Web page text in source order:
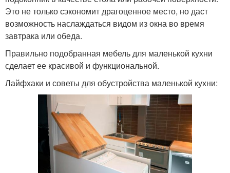
Это не только сэкономит драгоценное место, но даст
возможность наслаждаться видом из окна во время
завтрака или обеда.
Правильно подобранная мебель для маленькой кухни
сделает ее красивой и функциональной.
Лайфхаки и советы для обустройства маленькой кухни: